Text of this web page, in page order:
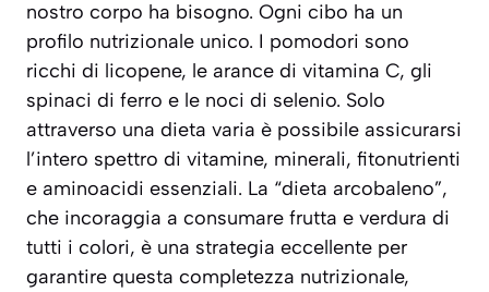
nostro corpo ha bisogno. Ogni cibo ha un
profilo nutrizionale unico. I pomodori sono
ricchi di licopene, le arance di vitamina C, gli
spinaci di ferro e le noci di selenio. Solo
attraverso una dieta varia è possibile assicurarsi
l’intero spettro di vitamine, minerali, fitonutrienti
e aminoacidi essenziali. La “dieta arcobaleno”,
che incoraggia a consumare frutta e verdura di
tutti i colori, è una strategia eccellente per
garantire questa completezza nutrizionale,